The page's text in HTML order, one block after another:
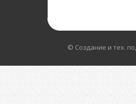
© Создание и тех.